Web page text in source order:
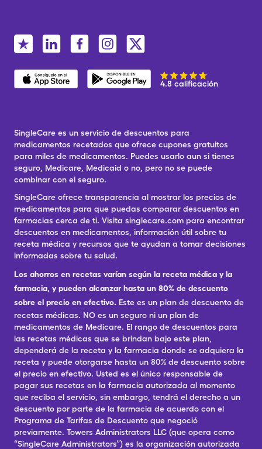
4.8 calificación
SingleCare es un servicio de descuentos para
medicamentos recetados que ofrece cupones gratuitos
para miles de medicamentos. Puedes usarlo aun si tienes
seguro, Medicare, Medicaid o no, pero no se puede
combinar con el seguro.
SingleCare ofrece transparencia al mostrar los precios de
medicamentos para que puedas comparar descuentos en
farmacias cerca de ti. Visita singlecare.com para encontrar
descuentos en medicamentos, información útil sobre tu
receta médica y recursos que te ayudan a tomar decisiones
informadas sobre tu salud.
Los ahorros en recetas varían según la receta médica y la
farmacia, y pueden alcanzar hasta un 80% de descuento
sobre el precio en efectivo. Este es un plan de descuento de
recetas médicas. NO es un seguro ni un plan de
medicamentos de Medicare. El rango de descuentos para
las recetas médicas que se brindan bajo este plan,
dependerá de la receta y la farmacia donde se adquiera la
receta y puede otorgarse hasta un 80% de descuento sobre
el precio en efectivo. Usted es el único responsable de
pagar sus recetas en la farmacia autorizada al momento
que reciba el servicio, sin embargo, tendrá el derecho a un
descuento por parte de la farmacia de acuerdo con el
Programa de Tarifas de Descuento que negoció
previamente. Towers Administrators LLC (que opera como
“SingleCare Administrators”) es la organización autorizada